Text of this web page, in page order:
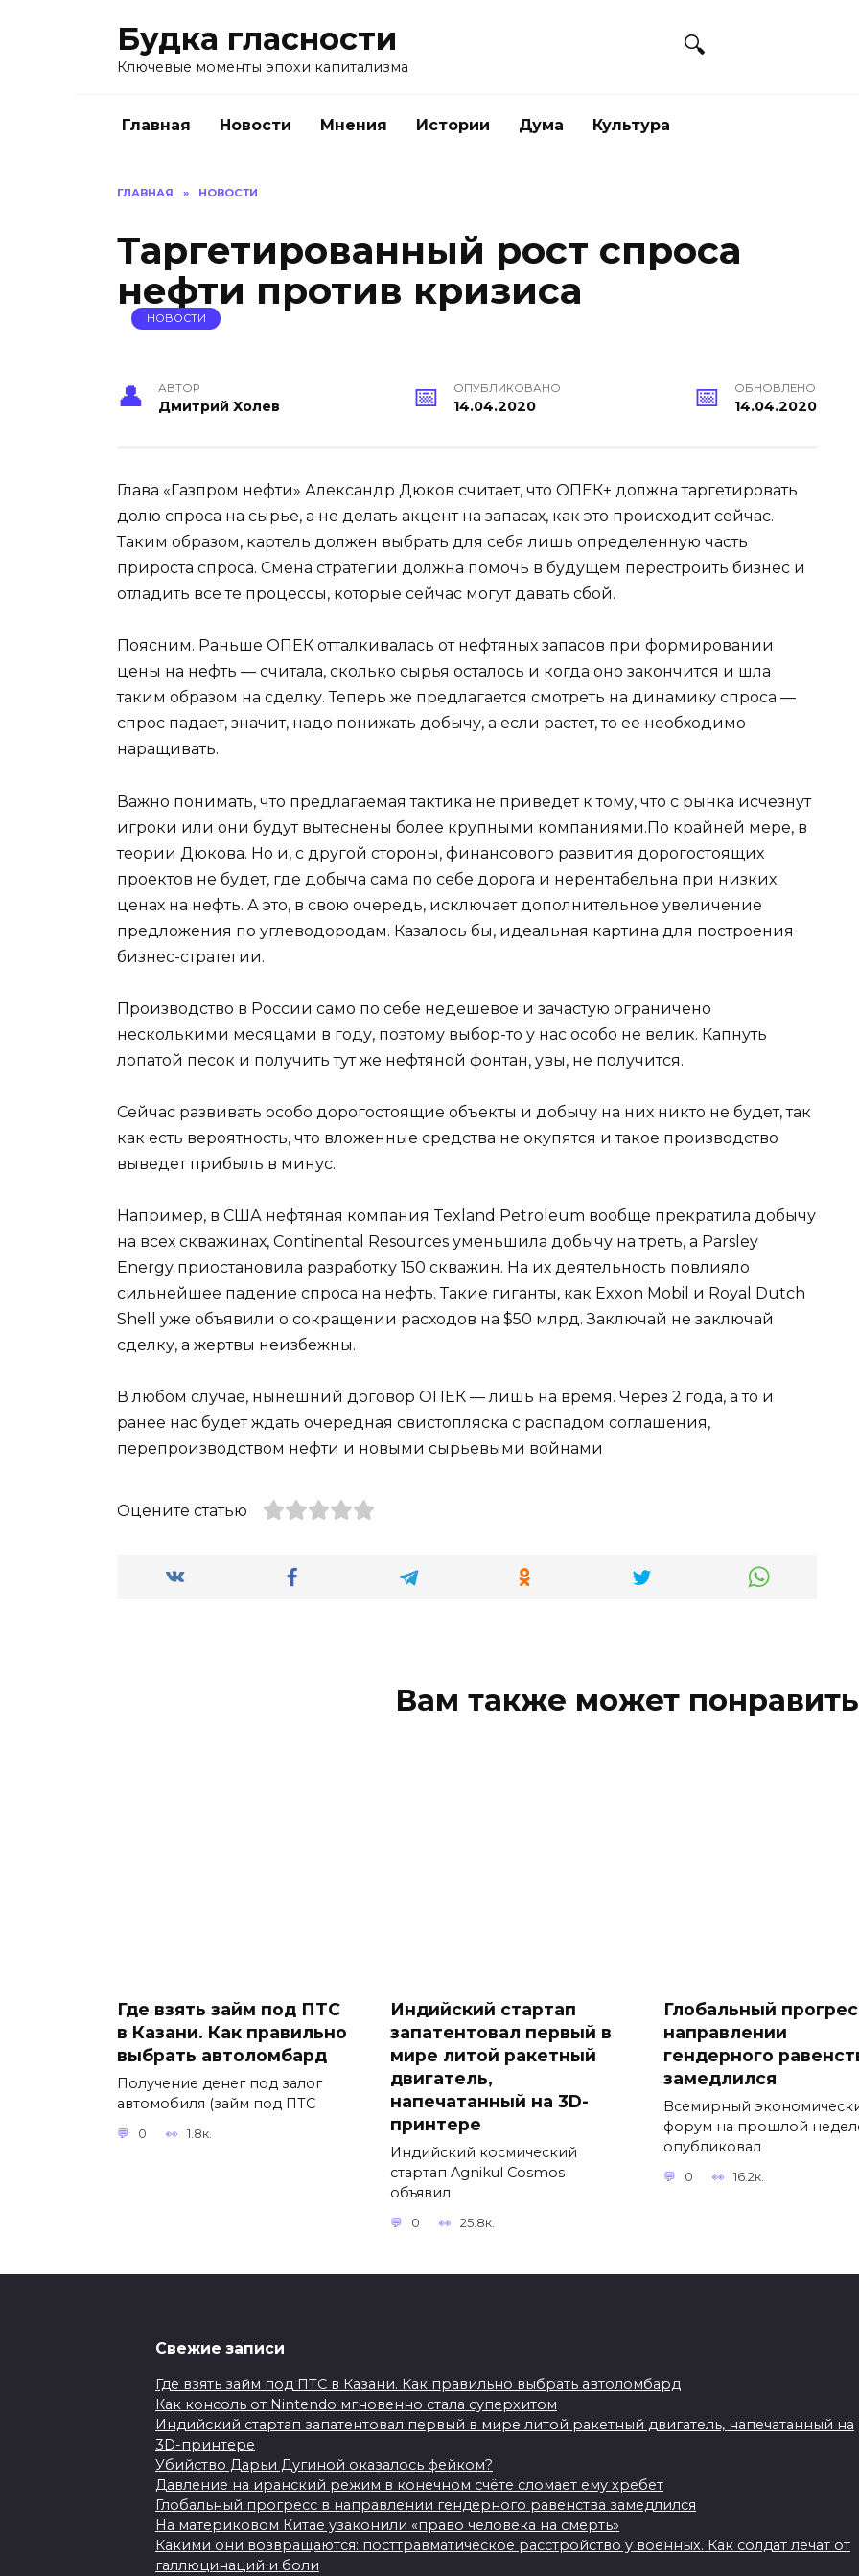
Будка гласности
Ключевые моменты эпохи капитализма
Главная Новости Мнения Истории Дума Культура
ГЛАВНАЯ » НОВОСТИ
Таргетированный рост спроса
нефти против кризиса
НОВОСТИ
АВТОР
Дмитрий Холев
ОПУБЛИКОВАНО
14.04.2020
ОБНОВЛЕНО
14.04.2020
Глава «Газпром нефти» Александр Дюков считает, что ОПЕК+ должна таргетировать
долю спроса на сырье, а не делать акцент на запасах, как это происходит сейчас.
Таким образом, картель должен выбрать для себя лишь определенную часть
прироста спроса. Смена стратегии должна помочь в будущем перестроить бизнес и
отладить все те процессы, которые сейчас могут давать сбой.
Поясним. Раньше ОПЕК отталкивалась от нефтяных запасов при формировании
цены на нефть — считала, сколько сырья осталось и когда оно закончится и шла
таким образом на сделку. Теперь же предлагается смотреть на динамику спроса —
спрос падает, значит, надо понижать добычу, а если растет, то ее необходимо
наращивать.
Важно понимать, что предлагаемая тактика не приведет к тому, что с рынка исчезнут
игроки или они будут вытеснены более крупными компаниями.По крайней мере, в
теории Дюкова. Но и, с другой стороны, финансового развития дорогостоящих
проектов не будет, где добыча сама по себе дорога и нерентабельна при низких
ценах на нефть. А это, в свою очередь, исключает дополнительное увеличение
предложения по углеводородам. Казалось бы, идеальная картина для построения
бизнес-стратегии.
Производство в России само по себе недешевое и зачастую ограничено
несколькими месяцами в году, поэтому выбор-то у нас особо не велик. Капнуть
лопатой песок и получить тут же нефтяной фонтан, увы, не получится.
Сейчас развивать особо дорогостоящие объекты и добычу на них никто не будет, так
как есть вероятность, что вложенные средства не окупятся и такое производство
выведет прибыль в минус.
Например, в США нефтяная компания Texland Petroleum вообще прекратила добычу
на всех скважинах, Continental Resources уменьшила добычу на треть, а Parsley
Energy приостановила разработку 150 скважин. На их деятельность повлияло
сильнейшее падение спроса на нефть. Такие гиганты, как Exxon Mobil и Royal Dutch
Shell уже объявили о сокращении расходов на $50 млрд. Заключай не заключай
сделку, а жертвы неизбежны.
В любом случае, нынешний договор ОПЕК — лишь на время. Через 2 года, а то и
ранее нас будет ждать очередная свистопляска с распадом соглашения,
перепроизводством нефти и новыми сырьевыми войнами
Оцените статью
Вам также может
Где взять займ под ПТС
в Казани. Как правильно
выбрать автоломбард
Получение денег под залог
автомобиля (займ под ПТС
0 1.8к.
Индийский стартап
запатентовал первый в
мире литой ракетный
двигатель,
напечатанный на 3D-
принтере
Индийский космический
стартап Agnikul Cosmos
объявил
0 25.8к.
Глобальный
направлении
гендерного
замедлился
Всемирный
форум на прошлой
опубликовал
0 16.2к.
за госизмену
ученый
из Новосибирска
скончался. Его
отправили в СИЗО
на последней
стадии рака
Ученый Дмитрий Колкер
границам России
почти половину
своих
войск
Финляндия начала
Обнародован ответ
Гитлера после
Свежие записи
Где взять займ под ПТС в Казани. Как правильно выбрать автоломбард
Как консоль от Nintendo мгновенно стала суперхитом
Индийский стартап запатентовал первый в мире литой ракетный двигатель, напечатанный на
3D-принтере
Убийство Дарьи Дугиной оказалось фейком?
Давление на иранский режим в конечном счёте сломает ему хребет
Глобальный прогресс в направлении гендерного равенства замедлился
На материковом Китае узаконили «право человека на смерть»
Какими они возвращаются: посттравматическое расстройство у военных. Как солдат лечат от
галлюцинаций и боли